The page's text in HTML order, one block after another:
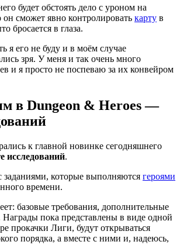
будет обстоять дело с уроном на
он сможет явно контролировать карту в
бросается в глаза.
я его не буду и в моём случае
зря. У меня и так очень много
и я просто не поспеваю за их конвейром
в Dungeon & Heroes —
к главной новинке сегодняшнего
исследований.
которые выполняются героями
времени.
базовые требования, дополнительные
Награды пока представлены в виде одной
прокачки Лиги, будут открываться
порядка, а вместе с ними и, надеюсь,